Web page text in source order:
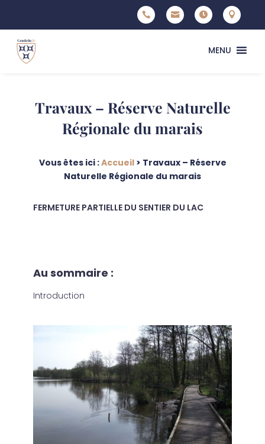




MENU
Travaux – Réserve Naturelle
Régionale du marais
Vous êtes ici :Accueil> Travaux – Réserve
Naturelle Régionale du marais
FERMETURE PARTIELLE DU SENTIER DU LAC
Au sommaire :
Introduction